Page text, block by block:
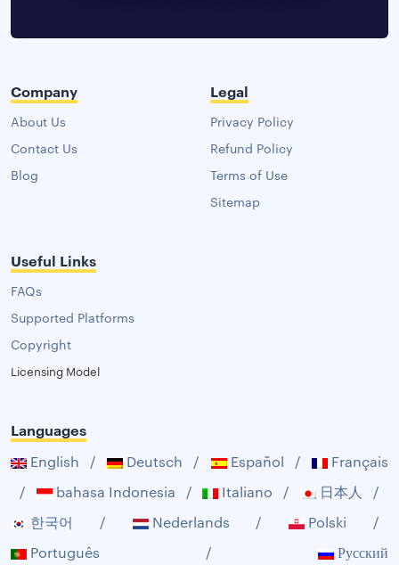
Company
About Us
Contact Us
Blog
Legal
Privacy Policy
Refund Policy
Terms of Use
Sitemap
Useful Links
FAQs
Supported Platforms
Copyright
Licensing Model
Languages
English / Deutsch / Español /
Français
/
bahasa Indonesia / Italiano / 日本人
/
한국어
/ Nederlands / Polski
/
Português
/ Русский